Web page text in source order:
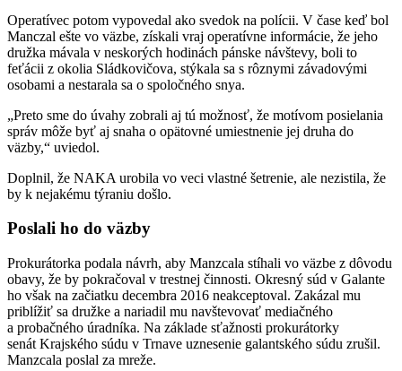
Operatívec potom vypovedal ako svedok na polícii. V čase keď bol
Manczal ešte vo väzbe, získali vraj operatívne informácie, že jeho
družka mávala v neskorých hodinách pánske návštevy, boli to
feťácii z okolia Sládkovičova, stýkala sa s rôznymi závadovými
osobami a nestarala sa o spoločného snya.
„Preto sme do úvahy zobrali aj tú možnosť, že motívom posielania
správ môže byť aj snaha o opätovné umiestnenie jej druha do
väzby,“ uviedol.
Doplnil, že NAKA urobila vo veci vlastné šetrenie, ale nezistila, že
by k nejakému týraniu došlo.
Poslali ho do väzby
Prokurátorka podala návrh, aby Manzcala stíhali vo väzbe z dôvodu
obavy, že by pokračoval v trestnej činnosti. Okresný súd v Galante
ho však na začiatku decembra 2016 neakceptoval. Zakázal mu
priblížiť sa družke a nariadil mu navštevovať mediačného
a probačného úradníka. Na základe sťažnosti prokurátorky
senát Krajského súdu v Trnave uznesenie galantského súdu zrušil.
Manzcala poslal za mreže.